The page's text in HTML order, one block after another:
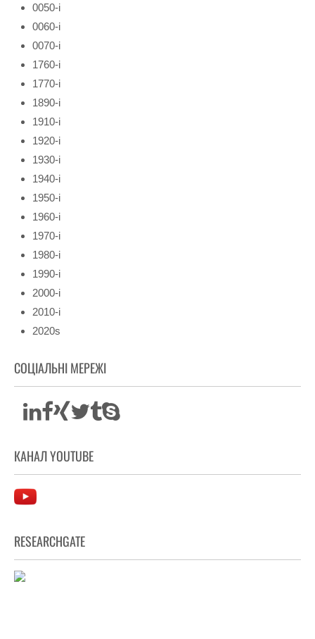
0050-і
0060-і
0070-і
1760-і
1770-і
1890-і
1910-і
1920-і
1930-і
1940-і
1950-і
1960-і
1970-і
1980-і
1990-і
2000-і
2010-і
2020s
СОЦІАЛЬНІ МЕРЕЖІ
КАНАЛ YOUTUBE
RESEARCHGATE